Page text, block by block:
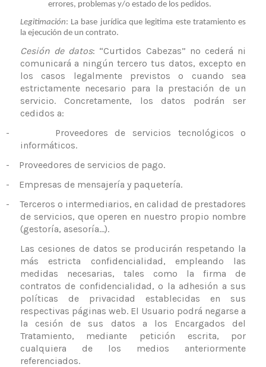
errores, problemas y/o estado de los pedidos.
Legitimación: La base jurídica que legitima este tratamiento es
la ejecución de un contrato.
Cesión de datos: “Curtidos Cabezas” no cederá ni
comunicará a ningún tercero tus datos, excepto en
los casos legalmente previstos o cuando sea
estrictamente necesario para la prestación de un
servicio. Concretamente, los datos podrán ser
cedidos a:
-
Proveedores de servicios tecnológicos o
informáticos.
-
Proveedores de servicios de pago.
-
Empresas de mensajería y paquetería.
-
Terceros o intermediarios, en calidad de prestadores
de servicios, que operen en nuestro propio nombre
(gestoría, asesoría…).
Las cesiones de datos se producirán respetando la
más estricta confidencialidad, empleando las
medidas necesarias, tales como la firma de
contratos de confidencialidad, o la adhesión a sus
políticas de privacidad establecidas en sus
respectivas páginas web. El Usuario podrá negarse a
la cesión de sus datos a los Encargados del
Tratamiento, mediante petición escrita, por
cualquiera de los medios anteriormente
referenciados.